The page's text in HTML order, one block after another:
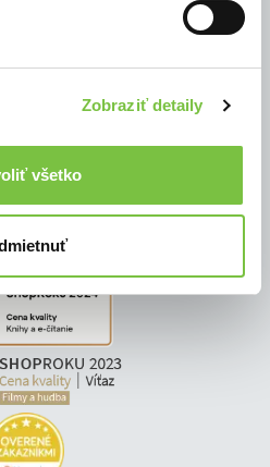
Zobraziť detaily
všetko